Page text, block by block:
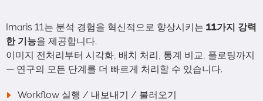
Imaris 11는 분석 경험을 혁신적으로 향상시키는 11가지 강력
한 기능을 제공합니다.
이미지 전처리부터 시각화, 배치 처리, 통계 비교, 플로팅까지
— 연구의 모든 단계를 더 빠르게 처리할 수 있습니다.
Workflow 실행 / 내보내기 / 불러오기